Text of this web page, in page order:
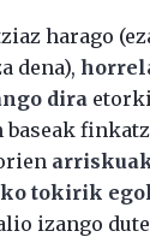
harago
dena),
dira
baseak
tokirik
izango